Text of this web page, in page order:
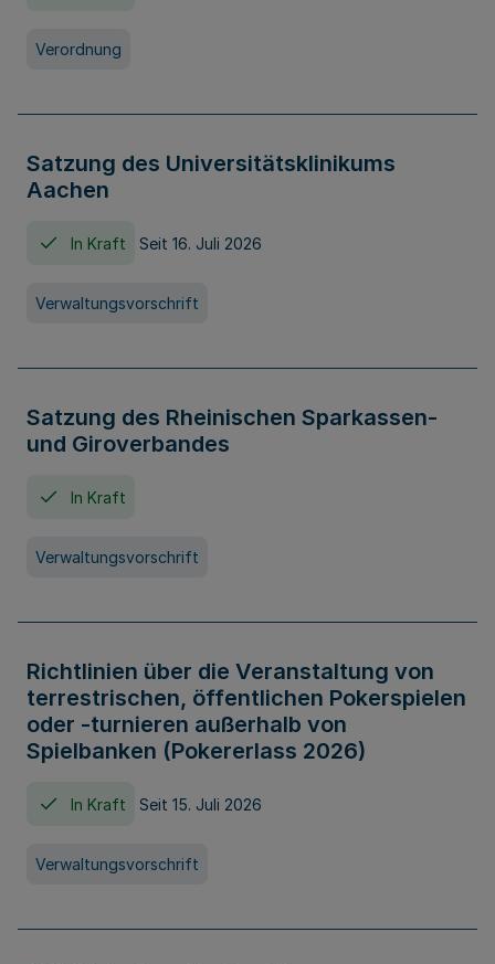
Verordnung
Satzung des Universitätsklinikums
Aachen
In Kraft Seit 16. Juli 2026
Verwaltungsvorschrift
Satzung des Rheinischen Sparkassen-
und Giroverbandes
In Kraft
Verwaltungsvorschrift
Richtlinien über die Veranstaltung von
terrestrischen, öffentlichen Pokerspielen
oder -turnieren außerhalb von
Spielbanken (Pokererlass 2026)
In Kraft Seit 15. Juli 2026
Verwaltungsvorschrift